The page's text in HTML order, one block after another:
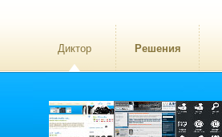
Диктор Решения